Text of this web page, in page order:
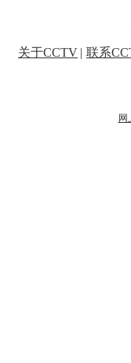
关于CCTV | 联系
网